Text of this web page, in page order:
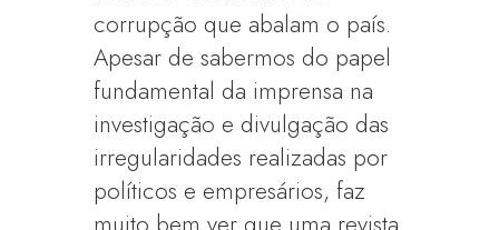
corrupção que abalam o país.
Apesar de sabermos do papel
fundamental da imprensa na
investigação e divulgação das
irregularidades realizadas por
políticos e empresários, faz